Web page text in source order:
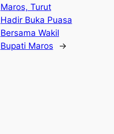
Maros, Turut
Hadir Buka Puasa
Bersama Wakil
Bupati Maros
→